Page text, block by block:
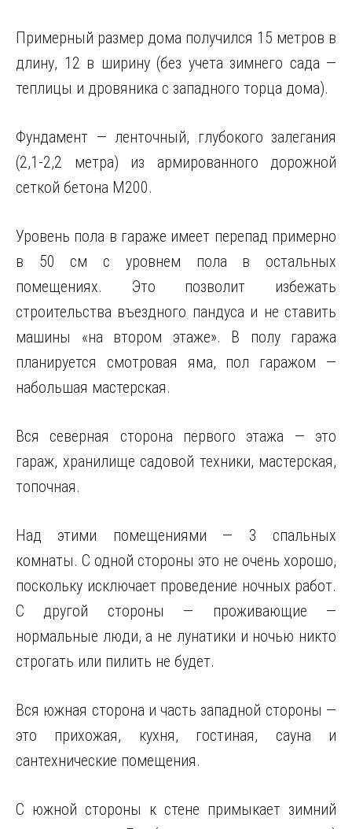
Примерный размер дома получился 15 метров в
длину, 12 в ширину (без учета зимнего сада —
теплицы и дровяника с западного торца дома).
Фундамент — ленточный, глубокого залегания
(2,1-2,2 метра) из армированного дорожной
сеткой бетона М200.
Уровень пола в гараже имеет перепад примерно
в 50 см с уровнем пола в остальных
помещениях. Это позволит избежать
строительства въездного пандуса и не ставить
машины «на втором этаже». В полу гаража
планируется смотровая яма, пол гаражом —
набольшая мастерская.
Вся северная сторона первого этажа — это
гараж, хранилище садовой техники, мастерская,
топочная.
Над этими помещениями — 3 спальных
комнаты. С одной стороны это не очень хорошо,
поскольку исключает проведение ночных работ.
С другой стороны — проживающие —
нормальные люди, а не лунатики и ночью никто
строгать или пилить не будет.
Вся южная сторона и часть западной стороны —
это прихожая, кухня, гостиная, сауна и
сантехнические помещения.
С южной стороны к стене примыкает зимний